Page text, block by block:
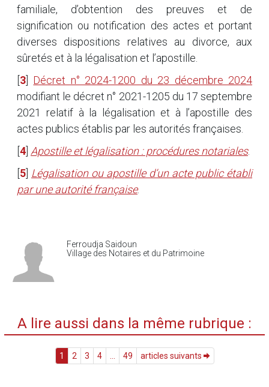
familiale, d’obtention des preuves et de
signification ou notification des actes et portant
diverses dispositions relatives au divorce, aux
sûretés et à la légalisation et l’apostille.
3
Décret n° 2024-1200 du 23 décembre 2024
modifiant le décret n° 2021-1205 du 17 septembre
2021 relatif à la légalisation et à l’apostille des
actes publics établis par les autorités françaises.
4 Apostille et légalisation : procédures notariales.
5 Légalisation ou apostille d’un acte public établi
par une autorité française.
Ferroudja Saidoun
Village des Notaires et du Patrimoine
A lire aussi dans la même rubrique :
1 2 3 4 49 articles suivants